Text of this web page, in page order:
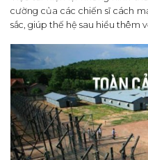
cường của các chiến sĩ cách
sắc, giúp thế hệ sau hiểu thêm